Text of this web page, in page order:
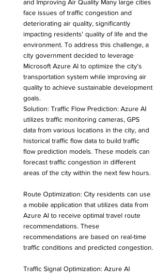
and Improving Air Quality Many large cities
face issues of traffic congestion and
deteriorating air quality, significantly
impacting residents' quality of life and the
environment. To address this challenge, a
city government decided to leverage
Microsoft Azure AI to optimize the city's
transportation system while improving air
quality to achieve sustainable development
goals.
Solution: Traffic Flow Prediction: Azure AI
utilizes traffic monitoring cameras, GPS
data from various locations in the city, and
historical traffic flow data to build traffic
flow prediction models. These models can
forecast traffic congestion in different
areas of the city within the next few hours.
Route Optimization: City residents can use
a mobile application that utilizes data from
Azure AI to receive optimal travel route
recommendations. These
recommendations are based on real-time
traffic conditions and predicted congestion.
Traffic Signal Optimization: Azure AI